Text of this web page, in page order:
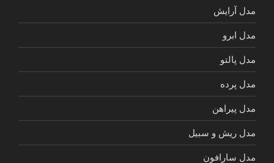
مدل آرایش
مدل ابرو
مدل پالتو
مدل پرده
مدل پیراهن
مدل ریش و سبیل
مدل سارافون